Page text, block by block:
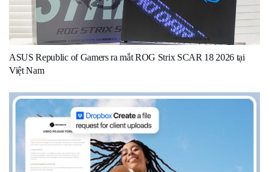
ASUS Republic of Gamers ra mắt ROG Strix SCAR 18 2026 tại
Việt Nam